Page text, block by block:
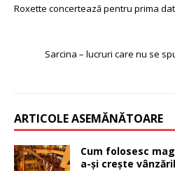
Roxette concertează pentru prima
Sarcina – lucruri care nu se
ARTICOLE ASEMĂNĂTOARE
Cum folosesc
a-şi creşte